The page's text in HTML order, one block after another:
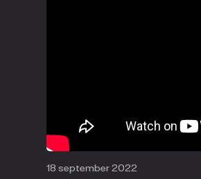
18 september 2022